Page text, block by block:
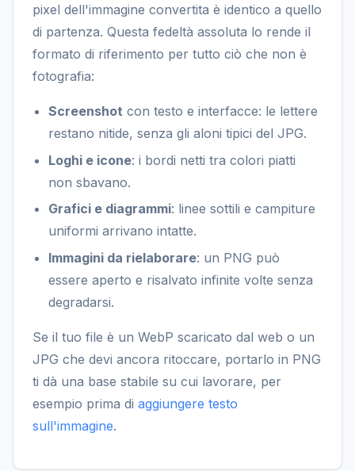
pixel dell'immagine convertita è identico a quello
di partenza. Questa fedeltà assoluta lo rende il
formato di riferimento per tutto ciò che non è
fotografia:
Screenshot con testo e interfacce: le lettere
restano nitide, senza gli aloni tipici del JPG.
Loghi e icone: i bordi netti tra colori piatti
non sbavano.
Grafici e diagrammi: linee sottili e campiture
uniformi arrivano intatte.
Immagini da rielaborare: un PNG può
essere aperto e risalvato infinite volte senza
degradarsi.
Se il tuo file è un WebP scaricato dal web o un
JPG che devi ancora ritoccare, portarlo in PNG
ti dà una base stabile su cui lavorare, per
esempio prima di aggiungere testo
sull'immagine.